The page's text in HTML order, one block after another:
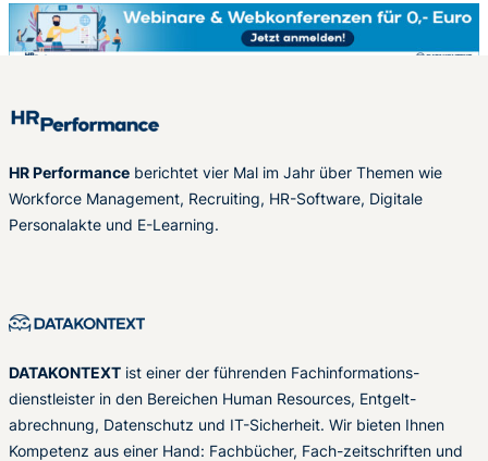
HR Performance berichtet vier Mal im Jahr über Themen wie
Workforce Management, Recruiting, HR-Software, Digitale
Personalakte und E-Learning.
DATAKONTEXT ist einer der führenden Fachinformations-
dienstleister in den Bereichen Human Resources, Entgelt-
abrechnung, Datenschutz und IT-Sicherheit. Wir bieten Ihnen
Kompetenz aus einer Hand: Fachbücher, Fach-zeitschriften und